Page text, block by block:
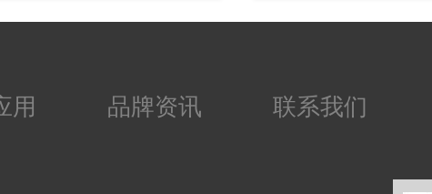
产品防护性能好，可
，尺寸，颜色，可定
用 品牌资讯 联系我们